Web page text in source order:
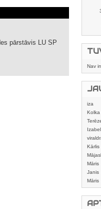
pārstāvis LU SP
Nav
iza
Kolka
Kārlis
Māris
Janis
Māris